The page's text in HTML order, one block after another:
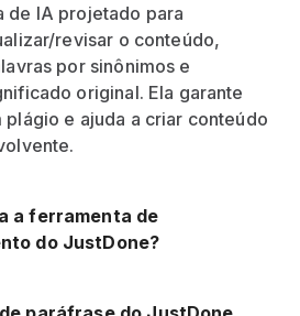
de IA projetado para
revisar o conteúdo,
por sinônimos e
original. Ela garante
plágio e ajuda a criar conteúdo
a ferramenta de
do JustDone?